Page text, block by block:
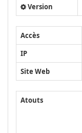
Version
Accès
IP
Site Web
Atouts